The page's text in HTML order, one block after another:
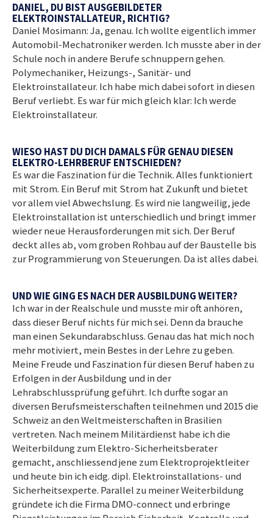
DANIEL, DU BIST AUSGEBILDETER
ELEKTROINSTALLATEUR, RICHTIG?
Daniel Mosimann: Ja, genau. Ich wollte eigentlich immer
Automobil-Mechatroniker werden. Ich musste aber in der
Schule noch in andere Berufe schnuppern gehen.
Polymechaniker, Heizungs-, Sanitär- und
Elektroinstallateur. Ich habe mich dabei sofort in diesen
Beruf verliebt. Es war für mich gleich klar: Ich werde
Elektroinstallateur.
WIESO HAST DU DICH DAMALS FÜR GENAU DIESEN
ELEKTRO-LEHRBERUF ENTSCHIEDEN?
Es war die Faszination für die Technik. Alles funktioniert
mit Strom. Ein Beruf mit Strom hat Zukunft und bietet
vor allem viel Abwechslung. Es wird nie langweilig, jede
Elektroinstallation ist unterschiedlich und bringt immer
wieder neue Herausforderungen mit sich. Der Beruf
deckt alles ab, vom groben Rohbau auf der Baustelle bis
zur Programmierung von Steuerungen. Da ist alles dabei.
UND WIE GING ES NACH DER AUSBILDUNG WEITER?
Ich war in der Realschule und musste mir oft anhören,
dass dieser Beruf nichts für mich sei. Denn da brauche
man einen Sekundarabschluss. Genau das hat mich noch
mehr motiviert, mein Bestes in der Lehre zu geben.
Meine Freude und Faszination für diesen Beruf haben zu
Erfolgen in der Ausbildung und in der
Lehrabschlussprüfung geführt. Ich durfte sogar an
diversen Berufsmeisterschaften teilnehmen und 2015 die
Schweiz an den Weltmeisterschaften in Brasilien
vertreten. Nach meinem Militärdienst habe ich die
Weiterbildung zum Elektro-Sicherheitsberater
gemacht, anschliessend jene zum Elektroprojektleiter
und heute bin ich eidg. dipl. Elektroinstallations- und
Sicherheitsexperte. Parallel zu meiner Weiterbildung
gründete ich die Firma DMO-connect und erbringe